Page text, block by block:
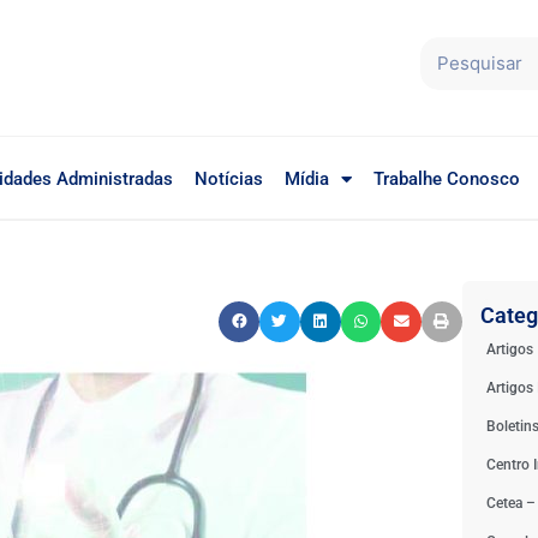
Administradas Notícias Mídia Trabalhe Conosco
Artigos
Artigos
Boletins
Centro
Cetea –